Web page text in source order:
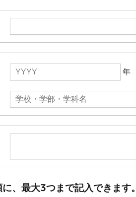
年
、最大3つまで記入できます。